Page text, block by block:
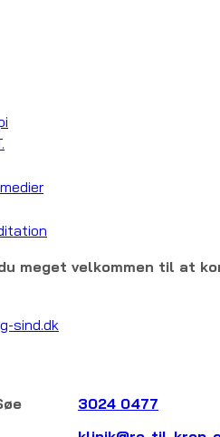
meget velkommen til at
sind.dk
3024 0477